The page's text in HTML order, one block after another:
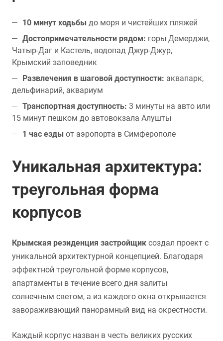
10 минут ходьбы до моря и чистейших пляжей
Достопримечательности рядом: горы Демерджи,
Чатыр-Даг и Кастель, водопад Джур-Джур,
Крымский заповедник
Развлечения в шаговой доступности: аквапарк,
дельфинарий, аквариум
Транспортная доступность: 3 минуты на авто или
15 минут пешком до автовокзала Алушты
1 час езды от аэропорта в Симферополе
Уникальная архитектура:
треугольная форма
корпусов
Крымская резиденция застройщик создал проект с
уникальной архитектурной концепцией. Благодаря
эффектной треугольной форме корпусов,
апартаменты в течение всего дня залиты
солнечным светом, а из каждого окна открывается
завораживающий панорамный вид на окрестности.
Каждый корпус назван в честь великих русских